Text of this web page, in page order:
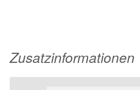
Zusatzinformationen